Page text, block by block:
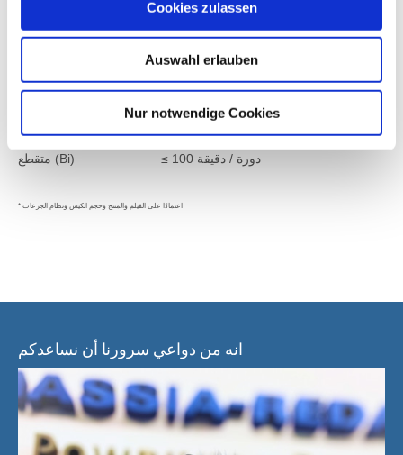
Cookies zulassen
Auswahl erlauben
Nur notwendige Cookies
الناتج الاسمي * (DIN 8743):
متقطع (Bi) ≤ 100 دورة / دقيقة
* اعتمادًا على الفيلم والمنتج وحجم الكيس ونظام الجرعات
انه من دواعي سرورنا أن نساعدكم